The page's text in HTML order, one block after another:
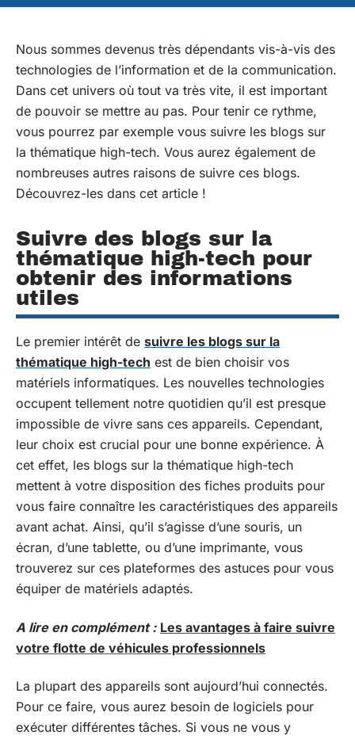
Nous sommes devenus très dépendants vis-à-vis des
technologies de l’information et de la communication.
Dans cet univers où tout va très vite, il est important
de pouvoir se mettre au pas. Pour tenir ce rythme,
vous pourrez par exemple vous suivre les blogs sur
la thématique high-tech. Vous aurez également de
nombreuses autres raisons de suivre ces blogs.
Découvrez-les dans cet article !
Suivre des blogs sur la
thématique high-tech pour
obtenir des informations
utiles
Le premier intérêt de suivre les blogs sur la
thématique high-tech est de bien choisir vos
matériels informatiques. Les nouvelles technologies
occupent tellement notre quotidien qu’il est presque
impossible de vivre sans ces appareils. Cependant,
leur choix est crucial pour une bonne expérience. À
cet effet, les blogs sur la thématique high-tech
mettent à votre disposition des fiches produits pour
vous faire connaître les caractéristiques des appareils
avant achat. Ainsi, qu’il s’agisse d’une souris, un
écran, d’une tablette, ou d’une imprimante, vous
trouverez sur ces plateformes des astuces pour vous
équiper de matériels adaptés.
A lire en complément : Les avantages à faire suivre
votre flotte de véhicules professionnels
La plupart des appareils sont aujourd’hui connectés.
Pour ce faire, vous aurez besoin de logiciels pour
exécuter différentes tâches. Si vous ne vous y